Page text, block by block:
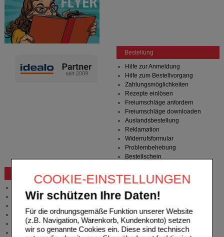
COOKIE-EINSTELLUNGEN
Wir schützen Ihre Daten!
Für die ordnungsgemäße Funktion unserer Website
(z.B. Navigation, Warenkorb, Kundenkonto) setzen
wir so genannte Cookies ein. Diese sind technisch
Bestellung
Hilfe zur Anmeldung
Hilfe zum Bestellvorgang
Zahlungsmöglichkeiten
Rezepte einlösen
Freiumschläge anfordern
Freiumschläge downloaden
Auslandsbestellung
Reklamation
Widerrufsformular
Problembehebung
Bestellschein
Beratung und Service
Produktberatung
Zuzahlungsfreie Arzneien
Angebote & Downloads
Newsletter